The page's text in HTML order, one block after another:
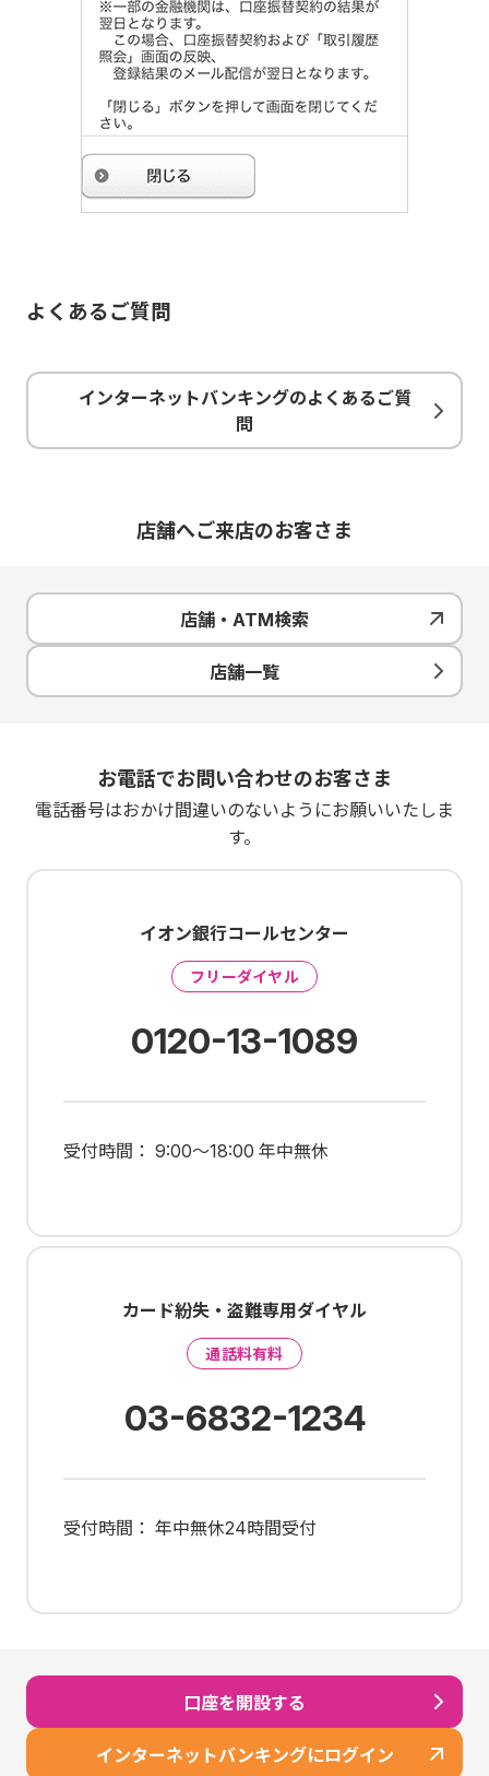
よくあるご質問
インターネットバンキングのよくあるご質
問
店舗へご来店のお客さま
店舗・ATM検索
店舗一覧
お電話でお問い合わせのお客さま
電話番号はおかけ間違いのないようにお願いいたしま
す。
イオン銀行コールセンター
フリーダイヤル
0120-13-1089
受付時間： 9:00～18:00 年中無休
カード紛失・盗難専用ダイヤル
通話料有料
03-6832-1234
受付時間： 年中無休24時間受付
口座を開設する
インターネットバンキングにログイン